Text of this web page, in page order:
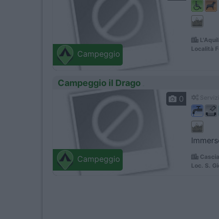
Campeggio
Località
Campeggio il Drago
Campeggio
0
Loc. S.